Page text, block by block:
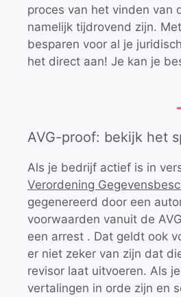
proces van het vinden van
namelijk tijdrovend zijn.
besparen voor al je
het direct aan! Je kan je
AVG-proof: bekijk het
Als je bedrijf actief is in
Verordening
gegenereerd door een
voorwaarden vanuit de
een arrest . Dat geldt ook
er niet zeker van zijn dat
revisor laat uitvoeren. Als
vertalingen in orde zijn en